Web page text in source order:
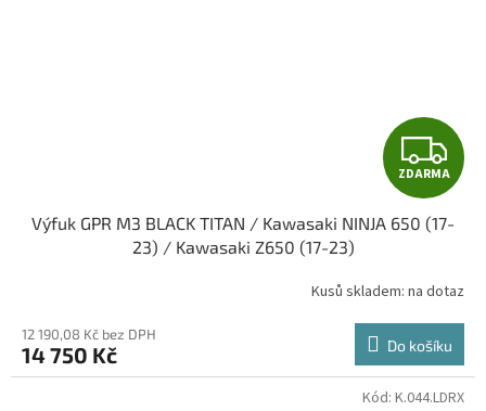
Z
D
A
R
M
A
ZDARMA
Výfuk GPR M3 BLACK TITAN / Kawasaki NINJA 650 (17-
23) / Kawasaki Z650 (17-23)
Kusů skladem: na dotaz
12 190,08 Kč bez DPH
14 750 Kč Do košíku
Kód: K.044.LDRX